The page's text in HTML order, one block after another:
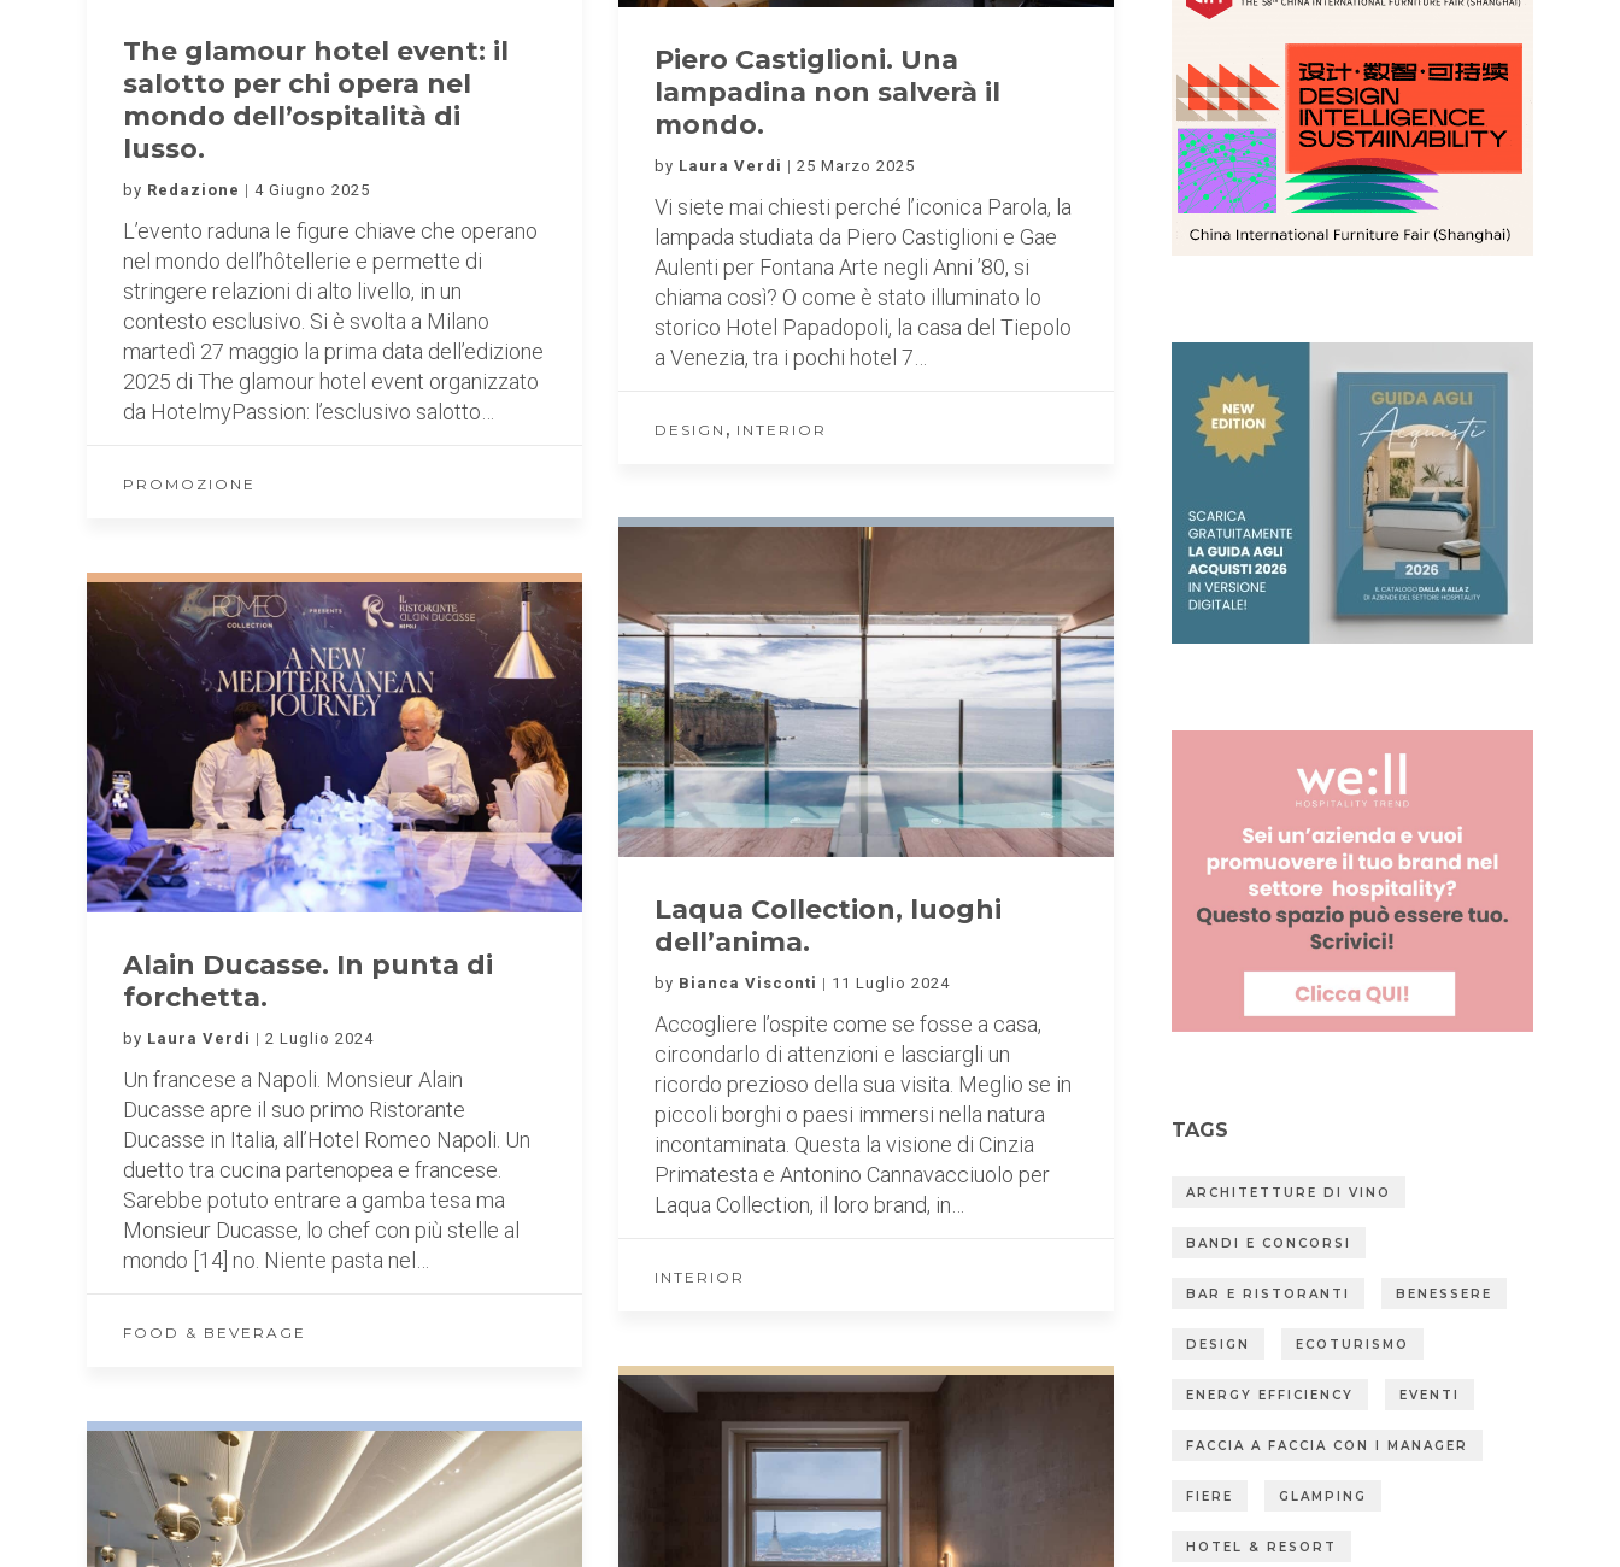
The glamour hotel event: il
salotto per chi opera nel
mondo dell’ospitalità di
lusso.
by Redazione 4 Giugno 2025
L’evento raduna le figure chiave che operano
nel mondo dell’hôtellerie e permette di
stringere relazioni di alto livello, in un
contesto esclusivo. Si è svolta a Milano
martedì 27 maggio la prima data dell’edizione
2025 di The glamour hotel event organizzato
da HotelmyPassion: l’esclusivo salotto…
PROMOZIONE
Piero Castiglioni. Una
lampadina non salverà il
mondo.
by Laura Verdi 25 Marzo 2025
Vi siete mai chiesti perché l’iconica Parola, la
lampada studiata da Piero Castiglioni e Gae
Aulenti per Fontana Arte negli Anni ’80, si
chiama così? O come è stato illuminato lo
storico Hotel Papadopoli, la casa del Tiepolo
a Venezia, tra i pochi hotel 7…
DESIGN , INTERIOR
Laqua Collection, luoghi
dell’anima.
by Bianca Visconti 11 Luglio 2024
Accogliere l’ospite come se fosse a casa,
circondarlo di attenzioni e lasciargli un
ricordo prezioso della sua visita. Meglio se in
piccoli borghi o paesi immersi nella natura
incontaminata. Questa la visione di Cinzia
Primatesta e Antonino Cannavacciuolo per
Laqua Collection, il loro brand, in…
INTERIOR
Alain Ducasse. In punta di
forchetta.
by Laura Verdi 2 Luglio 2024
Un francese a Napoli. Monsieur Alain
Ducasse apre il suo primo Ristorante
Ducasse in Italia, all’Hotel Romeo Napoli. Un
duetto tra cucina partenopea e francese.
Sarebbe potuto entrare a gamba tesa ma
Monsieur Ducasse, lo chef con più stelle al
mondo [14] no. Niente pasta nel…
FOOD & BEVERAGE
TAGS
ARCHITETTURE DI VINO
BANDI E CONCORSI
BAR E RISTORANTI BENESSERE
DESIGN ECOTURISMO
ENERGY EFFICIENCY EVENTI
FACCIA A FACCIA CON I MANAGER
FIERE GLAMPING
HOTEL & RESORT